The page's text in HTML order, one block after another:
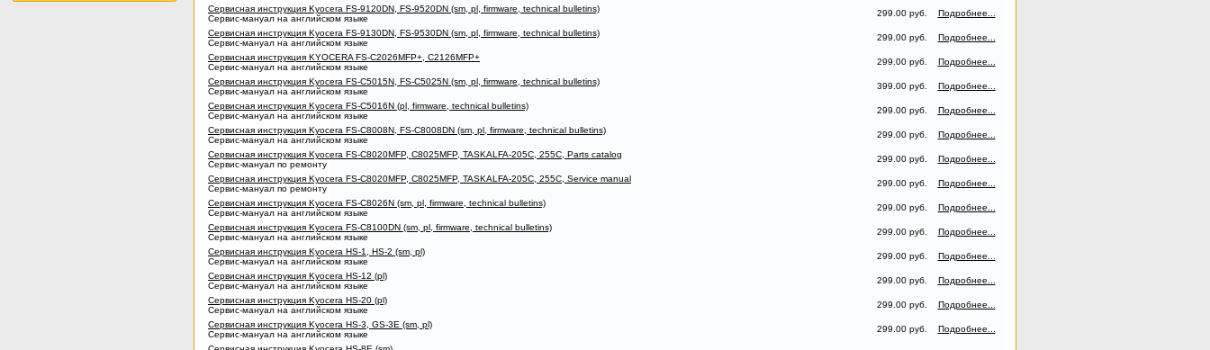
Сервисная инструкция Kyocera FS-9120DN, FS-9520DN (sm, pl, firmware, technical bulletins)
Сервис-мануал на английском языке
299.00 руб.
Подробнее...
Сервисная инструкция Kyocera FS-9130DN, FS-9530DN (sm, pl, firmware, technical bulletins)
Сервис-мануал на английском языке
299.00 руб.
Подробнее...
Сервисная инструкция KYOCERA FS-C2026MFP+, C2126MFP+
Сервис-мануал на английском языке
299.00 руб.
Подробнее...
Сервисная инструкция Kyocera FS-C5015N, FS-C5025N (sm, pl, firmware, technical bulletins)
Сервис-мануал на английском языке
399.00 руб.
Подробнее...
Сервисная инструкция Kyocera FS-C5016N (pl, firmware, technical bulletins)
Сервис-мануал на английском языке
299.00 руб.
Подробнее...
Сервисная инструкция Kyocera FS-C8008N, FS-C8008DN (sm, pl, firmware, technical bulletins)
Сервис-мануал на английском языке
299.00 руб.
Подробнее...
Сервисная инструкция Kyocera FS-C8020MFP, C8025MFP, TASKALFA-205C, 255C, Parts catalog
Сервис-мануал по ремонту
299.00 руб.
Подробнее...
Сервисная инструкция Kyocera FS-C8020MFP, C8025MFP, TASKALFA-205C, 255C, Service manual
Сервис-мануал по ремонту
299.00 руб.
Подробнее...
Сервисная инструкция Kyocera FS-C8026N (sm, pl, firmware, technical bulletins)
Сервис-мануал на английском языке
299.00 руб.
Подробнее...
Сервисная инструкция Kyocera FS-C8100DN (sm, pl, firmware, technical bulletins)
Сервис-мануал на английском языке
299.00 руб.
Подробнее...
Сервисная инструкция Kyocera HS-1, HS-2 (sm, pl)
Сервис-мануал на английском языке
299.00 руб.
Подробнее...
Сервисная инструкция Kyocera HS-12 (pl)
Сервис-мануал на английском языке
299.00 руб.
Подробнее...
Сервисная инструкция Kyocera HS-20 (pl)
Сервис-мануал на английском языке
299.00 руб.
Подробнее...
Сервисная инструкция Kyocera HS-3, GS-3E (sm, pl)
Сервис-мануал на английском языке
299.00 руб.
Подробнее...